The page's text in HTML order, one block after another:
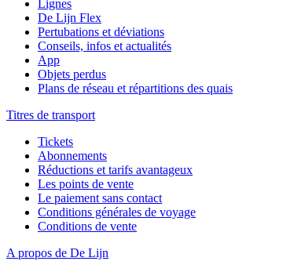
Lignes
De Lijn Flex
Pertubations et déviations
Conseils, infos et actualités
App
Objets perdus
Plans de réseau et répartitions des quais
Titres de transport
Tickets
Abonnements
Réductions et tarifs avantageux
Les points de vente
Le paiement sans contact
Conditions générales de voyage
Conditions de vente
A propos de De Lijn